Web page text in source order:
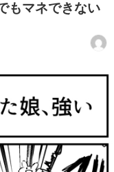
もマネできない